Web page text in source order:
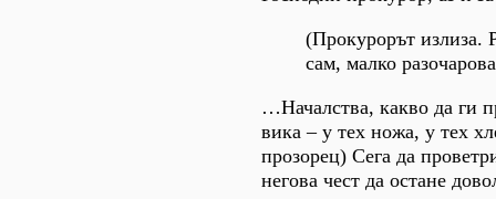
(Прокурорът
сам, малко
…Началства, какво да ги
вика – у тех ножа, у тех
прозорец) Сега да
негова чест да остане